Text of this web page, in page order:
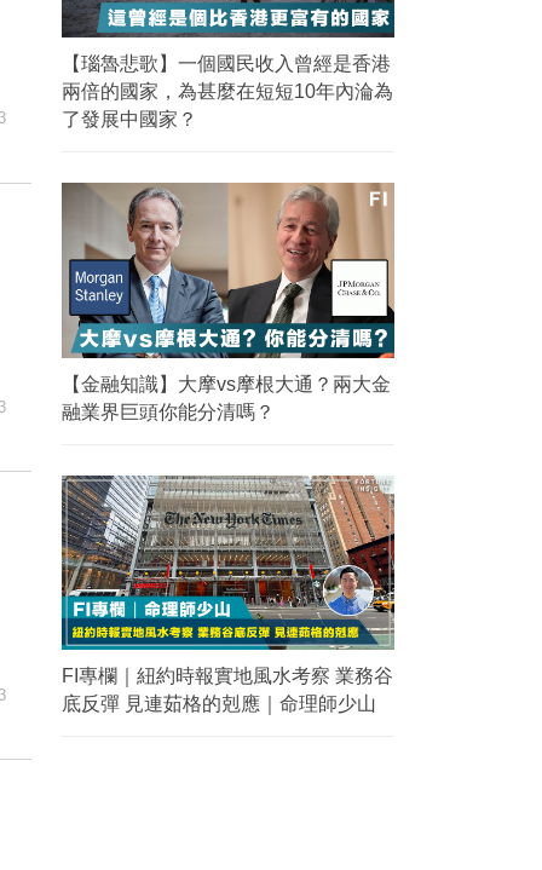
【瑙魯悲歌】一個國民收入曾經是香港
兩倍的國家，為甚麼在短短10年內淪為
了發展中國家？
【金融知識】大摩vs摩根大通？兩大金
融業界巨頭你能分清嗎？
FI專欄｜紐約時報實地風水考察 業務谷
底反彈 見連茹格的剋應｜命理師少山